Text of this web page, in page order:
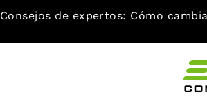
Consejos de expertos: Cómo